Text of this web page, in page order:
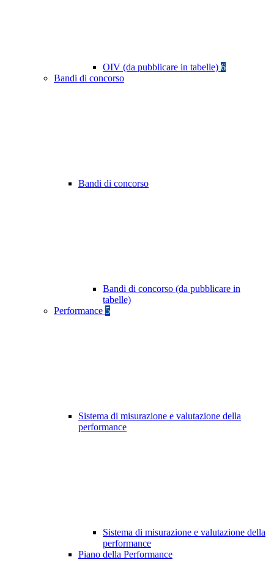
OIV (da pubblicare in tabelle) 6
Bandi di concorso
Bandi di concorso
Bandi di concorso (da pubblicare in
tabelle)
Performance 5
Sistema di misurazione e valutazione della
performance
Sistema di misurazione e valutazione della
performance
Piano della Performance